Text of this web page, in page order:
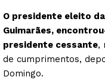
O presidente eleito
Guimarães,
presidente cessante,
de cumprimentos,
Domingo.